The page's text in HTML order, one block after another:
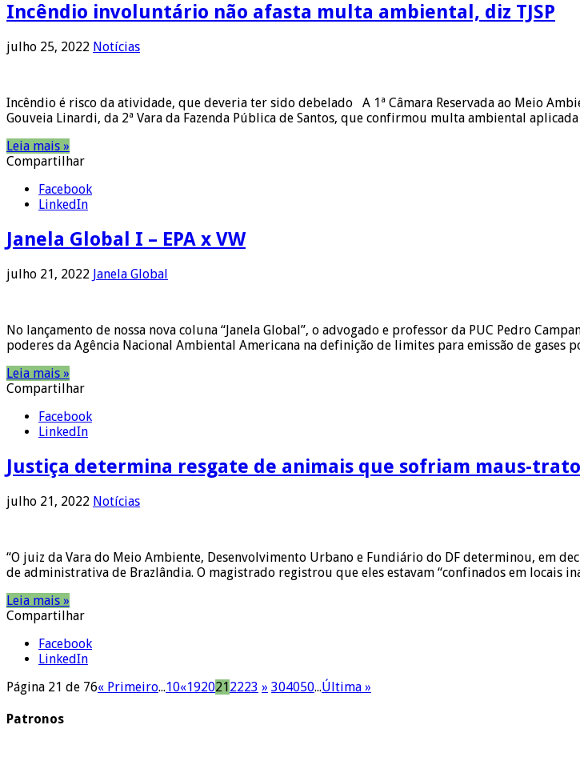
Incêndio involuntário não afasta multa ambiental, diz TJSP
julho 25, 2022 Notícias
Incêndio é risco da atividade, que deveria ter sido debelado A 1ª Câmara Reservada ao Meio
Gouveia Linardi, da 2ª Vara da Fazenda Pública de Santos, que confirmou multa ambiental
Leia mais »
Compartilhar
Facebook
LinkedIn
Janela Global I – EPA x VW
julho 21, 2022 Janela Global
No lançamento de nossa nova coluna “Janela Global”, o advogado e professor da PUC Pedro
poderes da Agência Nacional Ambiental Americana na definição de limites para emissão de
Leia mais »
Compartilhar
Facebook
LinkedIn
Justiça determina resgate de animais que sofriam maus-
julho 21, 2022 Notícias
“O juiz da Vara do Meio Ambiente, Desenvolvimento Urbano e Fundiário do DF determinou, em
de administrativa de Brazlândia. O magistrado registrou que eles estavam “confinados em locais
Leia mais »
Compartilhar
Facebook
LinkedIn
Página 21 de 76« Primeiro...10«1920212223 » 304050...Última »
Patronos